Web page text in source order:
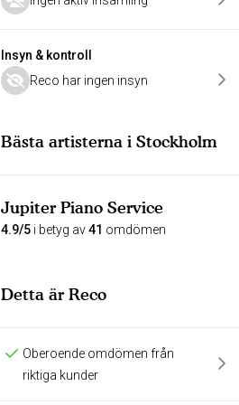
Insyn & kontroll
Reco har ingen insyn
Bästa artisterna i Stockholm
Jupiter Piano Service
4.9/5 i betyg av41 omdömen
Detta är Reco
Oberoende omdömen från
riktiga kunder